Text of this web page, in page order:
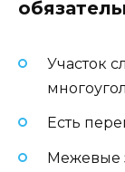
Участок
Есть
Межевые